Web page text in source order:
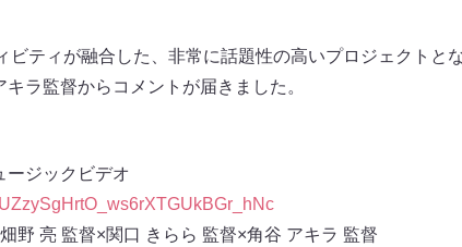
ティが融合した、非常に話題性の高いプロジェクトとな
ラ監督からコメントが届きました。
ージックビデオ
野 亮 監督×関口 きらら 監督×角谷 アキラ 監督